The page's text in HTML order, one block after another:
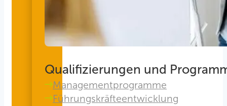
Qualifizierungen und
Managementprogramme
Führungskräfteentwicklung